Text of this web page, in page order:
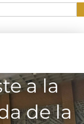
a la
de la